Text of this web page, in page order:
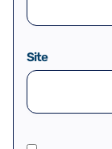
Site